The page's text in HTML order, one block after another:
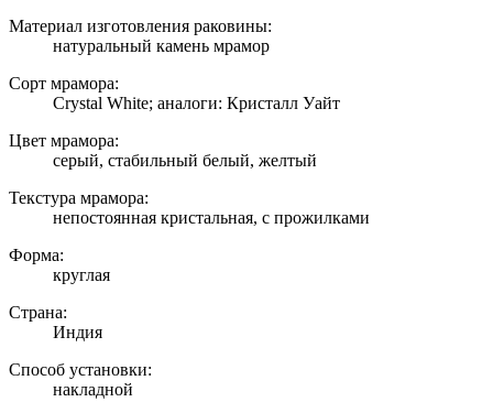
Материал изготовления раковины:
натуральный камень мрамор
Сорт мрамора:
Crystal White; аналоги: Кристалл Уайт
Цвет мрамора:
серый, стабильный белый, желтый
Текстура мрамора:
непостоянная кристальная, с прожилками
Форма:
круглая
Страна:
Индия
Способ установки:
накладной